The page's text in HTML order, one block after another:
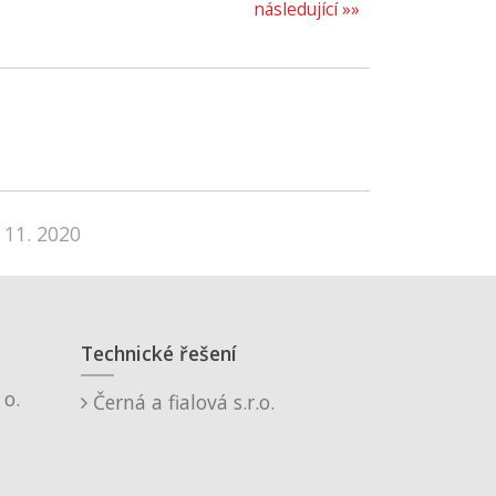
následující »»
2020
Technické řešení
Černá a fialová s.r.o.